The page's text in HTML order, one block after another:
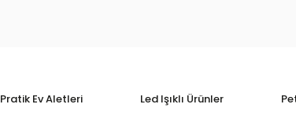
Pratik Ev Aletleri Led Işıklı Ürünler